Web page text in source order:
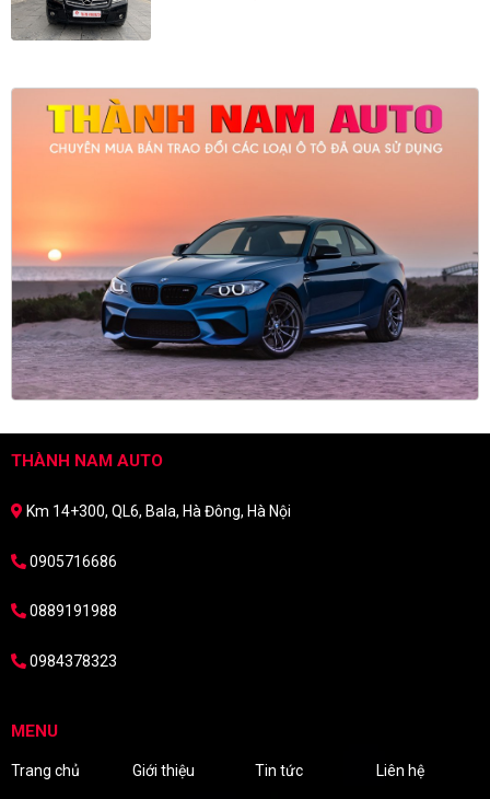
THÀNH NAM AUTO
Km 14+300, QL6, Bala, Hà Đông, Hà Nội
0905716686
0889191988
0984378323
MENU
Trang chủ Giới thiệu Tin tức Liên hệ